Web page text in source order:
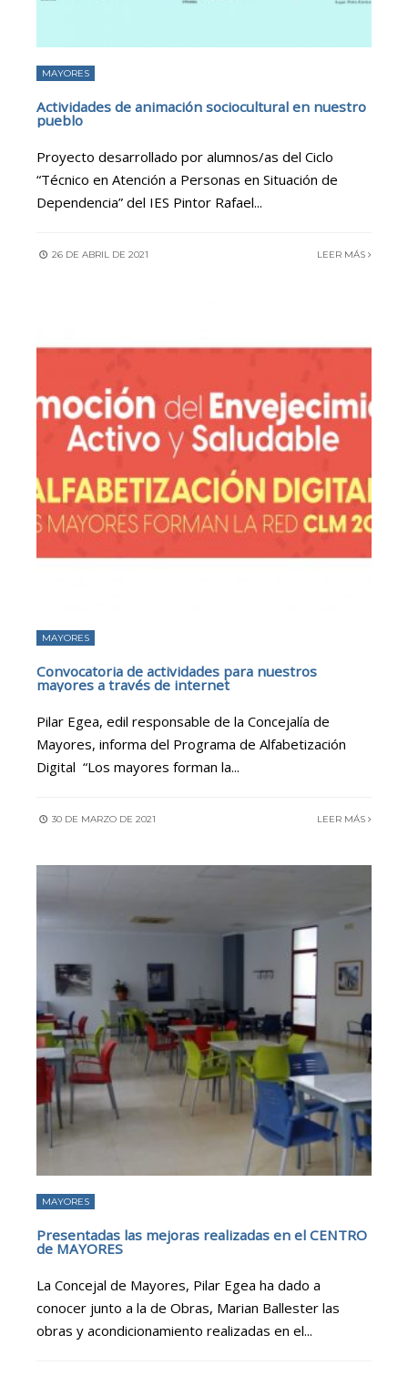
MAYORES
Actividades de animación sociocultural en nuestro
pueblo
Proyecto desarrollado por alumnos/as del Ciclo
“Técnico en Atención a Personas en Situación de
Dependencia” del IES Pintor Rafael...
26 DE ABRIL DE 2021 LEER MÁS
MAYORES
Convocatoria de actividades para nuestros
mayores a través de internet
Pilar Egea, edil responsable de la Concejalía de
Mayores, informa del Programa de Alfabetización
Digital “Los mayores forman la...
30 DE MARZO DE 2021 LEER MÁS
MAYORES
Presentadas las mejoras realizadas en el CENTRO
de MAYORES
La Concejal de Mayores, Pilar Egea ha dado a
conocer junto a la de Obras, Marian Ballester las
obras y acondicionamiento realizadas en el...